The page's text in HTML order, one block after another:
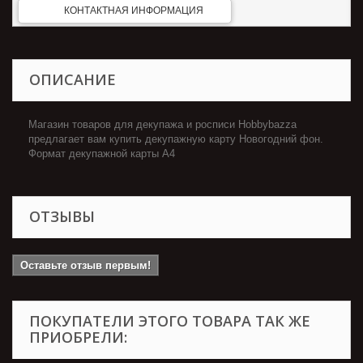
КОНТАКТНАЯ ИНФОРМАЦИЯ
ОПИСАНИЕ
Магазин товаров для декупажа и росписи Hobbybazza
предлагает вам купить декупажную карту Новогодний фон.
Формат декупажной карты А4
ОТЗЫВЫ
Оставьте отзыв первым!
ПОКУПАТЕЛИ ЭТОГО ТОВАРА ТАК ЖЕ
ПРИОБРЕЛИ: